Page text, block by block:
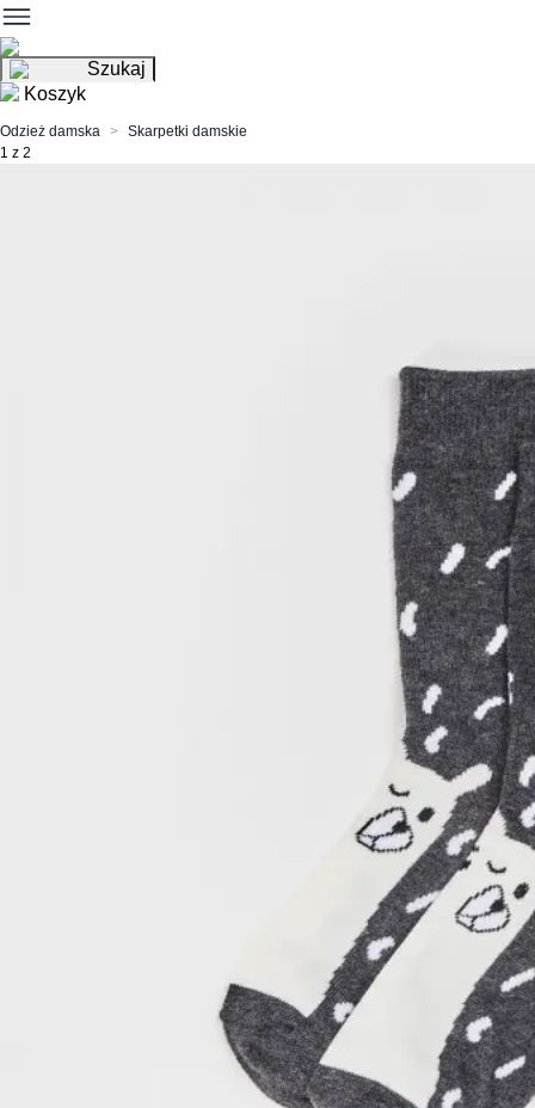
Szukaj
Koszyk
Odzież damska
Skarpetki damskie
1 z 2